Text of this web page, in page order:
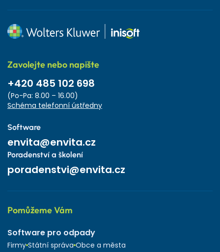
Zavolejte nebo napište
+420 485 102 698
(Po-Pa: 8.00 – 16.00)
Schéma telefonní ústředny
Software
envita@envita.cz
Poradenství a školení
poradenstvi@envita.cz
Pomůžeme Vám
Software pro odpady
Firmy Státní správa Obce a města